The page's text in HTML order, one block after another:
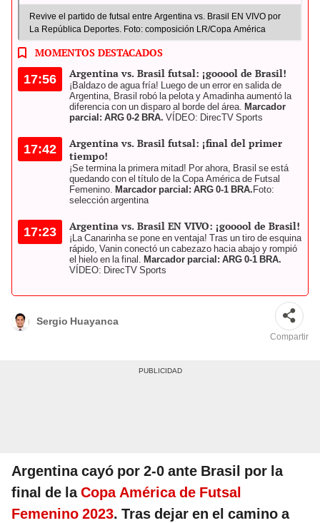
Revive el partido de futsal entre Argentina vs. Brasil EN VIVO por
La República Deportes. Foto: composición LR/Copa América
MOMENTOS DESTACADOS
17:56 Argentina vs. Brasil futsal: ¡gooool de Brasil!
¡Baldazo de agua fría! Luego de un error en salida de
Argentina, Brasil robó la pelota y Amadinha aumentó la
diferencia con un disparo al borde del área. Marcador
parcial: ARG 0-2 BRA. VÍDEO: DirecTV Sports
17:42
Argentina vs. Brasil futsal: ¡final del primer
tiempo!
¡Se termina la primera mitad! Por ahora, Brasil se está
quedando con el título de la Copa América de Futsal
Femenino. Marcador parcial: ARG 0-1 BRA. Foto:
selección argentina
17:23 Argentina vs. Brasil EN VIVO: ¡gooool de Brasil!
¡La Canarinha se pone en ventaja! Tras un tiro de esquina
rápido, Vanin conectó un cabezazo hacia abajo y rompió
el hielo en la final.
Marcador parcial: ARG 0-1 BRA.
VÍDEO: DirecTV Sports
Sergio Huayanca
Compartir
Argentina cayó por 2-0 ante Brasil por la
final de laCopa América de Futsal
Femenino 2023. Tras dejar en el camino a